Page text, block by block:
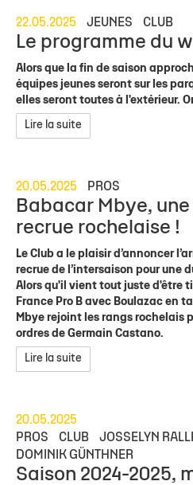
22.05.2025 JEUNES CLUB
Le programme du
Alors que la fin de saison
équipes jeunes seront sur les
elles seront toutes à l'extérieur.
Lire la suite
20.05.2025 PROS
Babacar Mbye,
recrue rochelaise !
Le Club a le plaisir d’annoncer
recrue de l’intersaison pour une
Alors qu'il vient tout juste d'être
France Pro B avec Boulazac en
Mbye rejoint les rangs rochelais
ordres de Germain Castano.
Lire la suite
20.05.2025
PROS
CLUB
JOSSELYN
DOMINIK GÜNTHNER
Saison 2024-2025,